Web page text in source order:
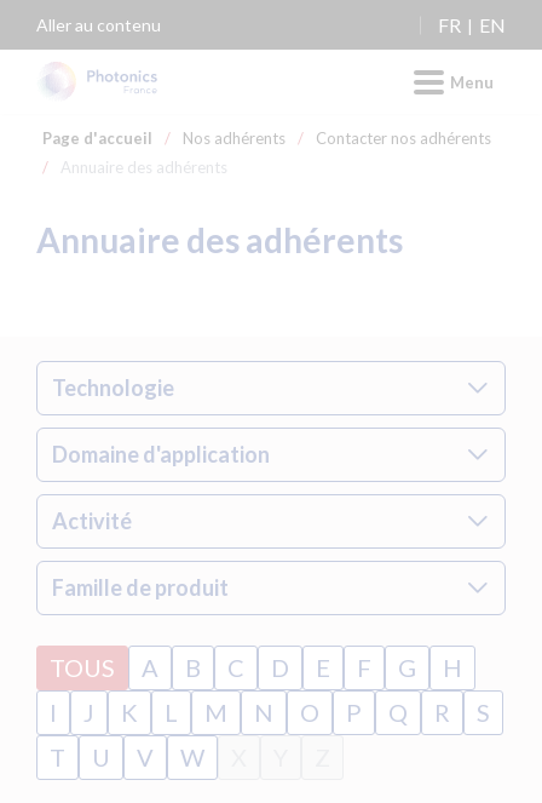
Aller au contenu FR EN
Menu
Page d'accueil / Nos adhérents /
Contacter nos adhérents
/
Annuaire des adhérents
Annuaire des adhérents
Technologie
Domaine d'application
Activité
Famille de produit
TOUS A B C D E F G
H
I
J K L M N O P Q R
S
T
U V W